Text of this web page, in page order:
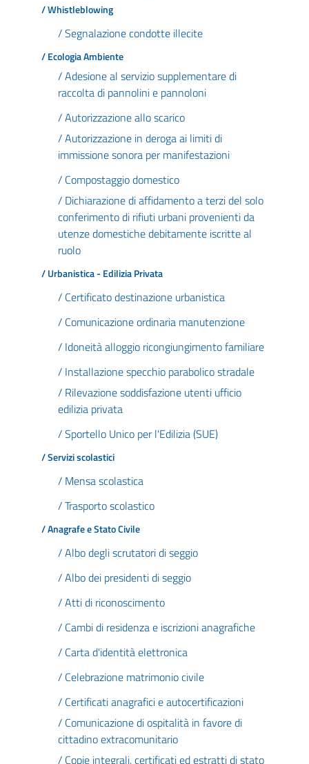
/ Whistleblowing
/ Segnalazione condotte illecite
/ Ecologia Ambiente
/ Adesione al servizio supplementare di
raccolta di pannolini e pannoloni
/ Autorizzazione allo scarico
/ Autorizzazione in deroga ai limiti di
immissione sonora per manifestazioni
/ Compostaggio domestico
/ Dichiarazione di affidamento a terzi del solo
conferimento di rifiuti urbani provenienti da
utenze domestiche debitamente iscritte al
ruolo
/ Urbanistica - Edilizia Privata
/ Certificato destinazione urbanistica
/ Comunicazione ordinaria manutenzione
/ Idoneità alloggio ricongiungimento familiare
/ Installazione specchio parabolico stradale
/ Rilevazione soddisfazione utenti ufficio
edilizia privata
/ Sportello Unico per l'Edilizia (SUE)
/ Servizi scolastici
/ Mensa scolastica
/ Trasporto scolastico
/ Anagrafe e Stato Civile
/ Albo degli scrutatori di seggio
/ Albo dei presidenti di seggio
/ Atti di riconoscimento
/ Cambi di residenza e iscrizioni anagrafiche
/ Carta d'identità elettronica
/ Celebrazione matrimonio civile
/ Certificati anagrafici e autocertificazioni
/ Comunicazione di ospitalità in favore di
cittadino extracomunitario
/ Copie integrali, certificati ed estratti di stato